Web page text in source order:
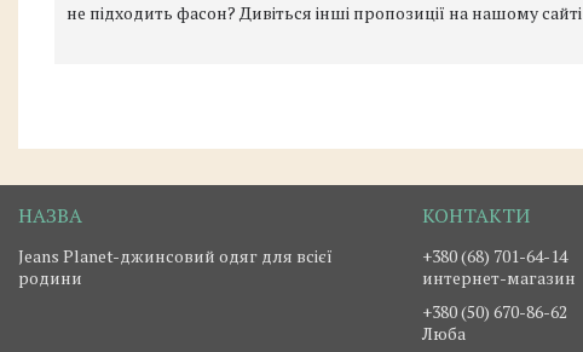
не підходить фасон? Дивіться інші пропозиції на нашому сайті
Jeans Planet-джинсовий одяг для всієї
родини
+380 (68) 701-64-14
интернет-магазин
+380 (50) 670-86-62
Люба